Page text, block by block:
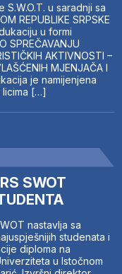
u saradnji sa
REPUBLIKE SRPSKE
u formi
SPREČAVANJU
AKTIVNOSTI –
MJENJAČA I
je namijenjena
licima […]
SWOT
nastavlja sa
studenata i
diploma na
u Istočnom